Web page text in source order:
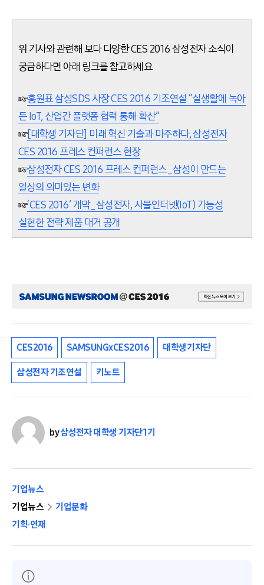
위 기사와 관련해 보다 다양한 CES 2016 삼성전자 소식이
궁금하다면 아래 링크를 참고하세요
☞홍원표 삼성SDS 사장 CES 2016 기조연설 “실생활에 녹아
든 IoT, 산업간 플랫폼 협력 통해 확산”
☞[대학생 기자단] 미래 혁신 기술과 마주하다, 삼성전자
CES 2016 프레스 컨퍼런스 현장
☞삼성전자 CES 2016 프레스 컨퍼런스_삼성이 만드는
일상의 의미있는 변화
☞‘CES 2016’ 개막_삼성전자, 사물인터넷(IoT) 가능성
실현한 전략 제품 대거 공개
CES2016 SAMSUNGxCES2016 대학생기자단
삼성전자 기조연설 키노트
by삼성전자 대학생 기자단 1기
기업뉴스
기업뉴스
기업문화
기획·연재